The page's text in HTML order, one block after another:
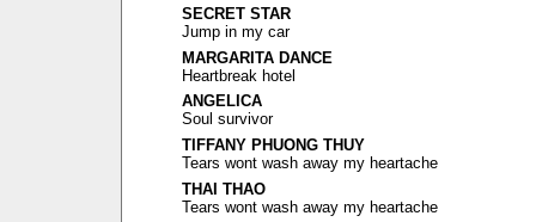
SECRET STAR
Jump in my car
MARGARITA DANCE
Heartbreak hotel
ANGELICA
Soul survivor
TIFFANY PHUONG THUY
Tears wont wash away my heartache
THAI THAO
Tears wont wash away my heartache